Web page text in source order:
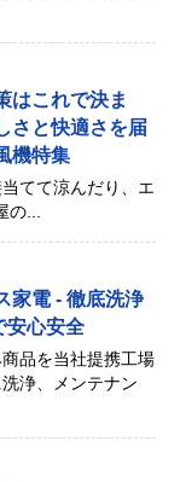
はこれで決ま
さと快適さを届
機特集
てて涼んだり、エ
...
家電 - 徹底洗浄
安心安全
品を当社提携工場
浄、メンテナン